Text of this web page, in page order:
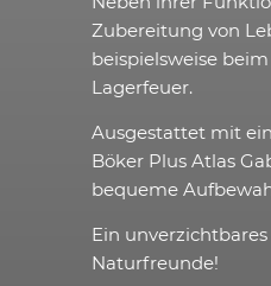
Zubereitung von
beispielsweise
Lagerfeuer.
Ausgestattet mit
Böker Plus Atlas
bequeme
Ein
Naturfreunde!